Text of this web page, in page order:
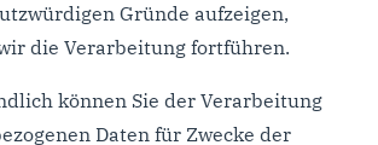
Gründe aufzeigen,
die Verarbeitung fortführen.
können Sie der Verarbeitung
Daten für Zwecke der